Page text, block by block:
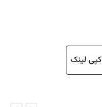
کپی لینک